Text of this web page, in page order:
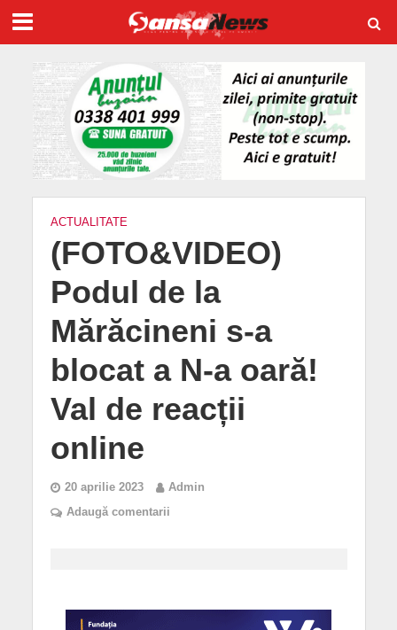
ACTUALITATE
(FOTO&VIDEO)
Podul de la
Mărăcineni s-a
blocat a N-a oară!
Val de reacții
online
20 aprilie 2023
Admin
Adaugă comentarii